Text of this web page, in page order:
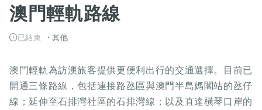
澳門輕軌路線
已結束 其他
澳門輕軌為訪澳旅客提供更便利出行的交通選擇。目前已
開通三條路線，包括連接路氹區與澳門半島媽閣站的氹仔
線；延伸至石排灣社區的石排灣線；以及直達橫琴口岸的